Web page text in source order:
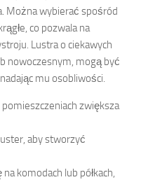
Można wybierać spośród
co pozwala na
Lustra o ciekawych
nowoczesnym, mogą być
mu osobliwości.
zwiększa
aby stworzyć
komodach lub półkach,